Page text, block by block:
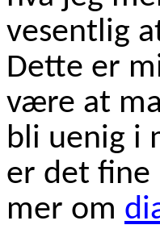
vesentlig
Dette er
være at
bli uenig i
er det fine
mer om